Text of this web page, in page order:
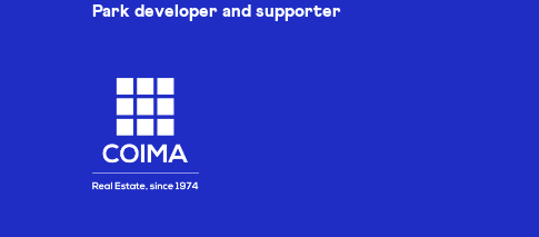
Park developer and supporter